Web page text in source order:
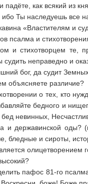
как всякий из
Ты наследуешь все
«Властителям и
псалма и
и стихотворцем те,
судить неправедно и
бог, да судит
объясняете различие?
о тех, кто
бедного и
бед невинных,
и державинской оды?
бледные и сироты,
олицетворением
пафос 81-го